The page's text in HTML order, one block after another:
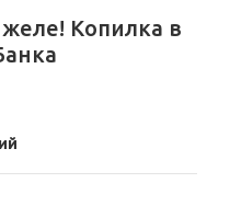
Копилка в